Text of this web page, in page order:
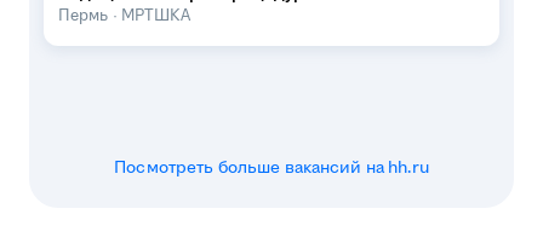
Пермь · МРТШКА
Посмотреть больше вакансий на hh.ru